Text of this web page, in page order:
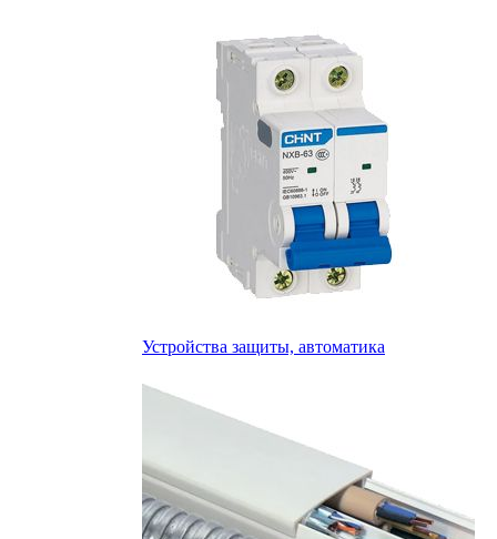
Устройства защиты, автоматика